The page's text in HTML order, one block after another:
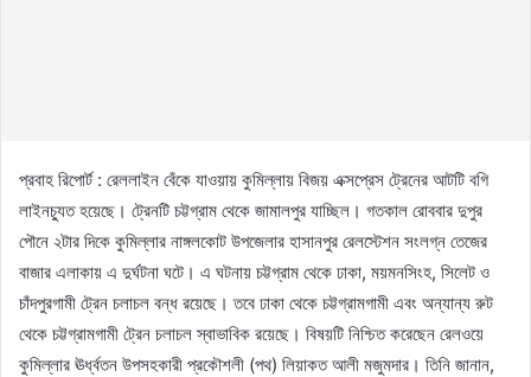
প্রবাহ রিপোর্ট : রেললাইন বেঁকে যাওয়ায় কুমিল্লায় বিজয় এক্সপ্রেস ট্রেনের আটটি বগি
লাইনচ্যুত হয়েছে। ট্রেনটি চট্টগ্রাম থেকে জামালপুর যাচ্ছিল। গতকাল রোববার দুপুর
পৌনে ২টার দিকে কুমিল্লার নাঙ্গলকোট উপজেলার হাসানপুর রেলস্টেশন সংলগ্ন তেজের
বাজার এলাকায় এ দুর্ঘটনা ঘটে। এ ঘটনায় চট্টগ্রাম থেকে ঢাকা, ময়মনসিংহ, সিলেট ও
চাঁদপুরগামী ট্রেন চলাচল বন্ধ রয়েছে। তবে ঢাকা থেকে চট্টগ্রামগামী এবং অন্যান্য রুট
থেকে চট্টগ্রামগামী ট্রেন চলাচল স্বাভাবিক রয়েছে। বিষয়টি নিশ্চিত করেছেন রেলওয়ে
কুমিল্লার ঊর্ধ্বতন উপসহকারী প্রকৌশলী (পথ) লিয়াকত আলী মজুমদার। তিনি জানান,